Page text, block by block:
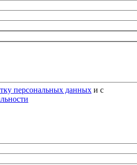
персональных данных и с